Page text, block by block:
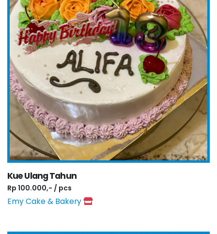
Kue Ulang Tahun
Rp 100.000,- / pcs
Emy Cake & Bakery